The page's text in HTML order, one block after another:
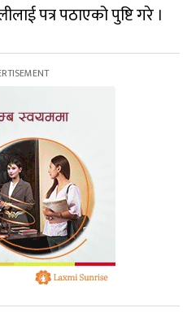
पत्र पठाएको पुष्टि गरे ।